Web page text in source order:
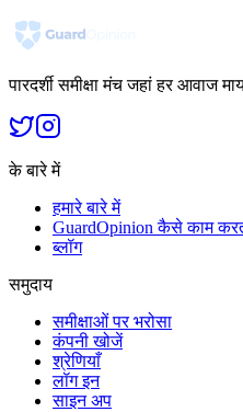
पारदर्शी समीक्षा मंच जहां हर आवाज
के बारे में
हमारे बारे में
GuardOpinion कैसे काम
ब्लॉग
समुदाय
समीक्षाओं पर भरोसा
कंपनी खोजें
श्रेणियाँ
लॉग इन
साइन अप